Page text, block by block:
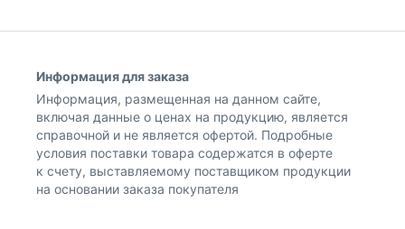
Информация для заказа
Информация, размещенная на данном сайте,
включая данные о ценах на продукцию, является
справочной и не является офертой. Подробные
условия поставки товара содержатся в оферте
к счету, выставляемому поставщиком продукции
на основании заказа покупателя